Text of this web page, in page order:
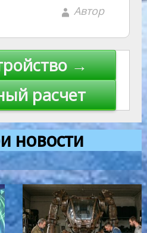
Автор
→
расчет
новости